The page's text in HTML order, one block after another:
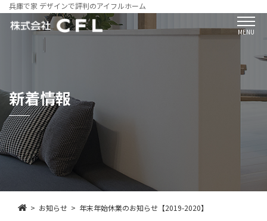
兵庫で家 デザインで評判のアイフルホーム
MENU
新着情報
お知らせ 年末年始休業のお知らせ【2019-2020】